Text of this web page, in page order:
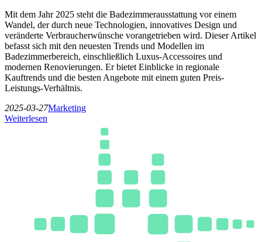
Mit dem Jahr 2025 steht die Badezimmerausstattung vor einem
Wandel, der durch neue Technologien, innovatives Design und
veränderte Verbraucherwünsche vorangetrieben wird. Dieser Artikel
befasst sich mit den neuesten Trends und Modellen im
Badezimmerbereich, einschließlich Luxus-Accessoires und
modernen Renovierungen. Er bietet Einblicke in regionale
Kauftrends und die besten Angebote mit einem guten Preis-
Leistungs-Verhältnis.
2025-03-27Marketing
Weiterlesen